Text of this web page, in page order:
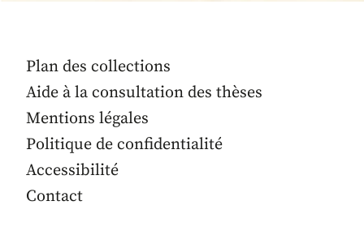
Plan des collections
Aide à la consultation des thèses
Mentions légales
Politique de confidentialité
Accessibilité
Contact